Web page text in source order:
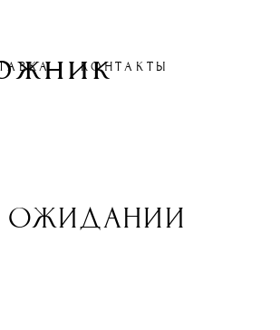
КОНТАКТЫ
ОЖИДАНИИ